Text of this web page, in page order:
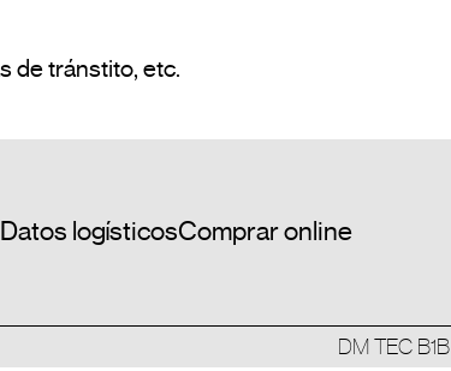
Datos logísticosComprar online
DM TEC B1B